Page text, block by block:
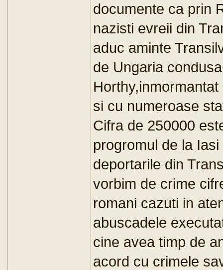
documente ca prin
nazisti evreii din
aduc aminte
de Ungaria
si cu numeroase
Cifra de 250000
progromul de la
deportarile din
vorbim de crime
romani cazuti in
abuscadele
cine avea timp de
acord cu crimele